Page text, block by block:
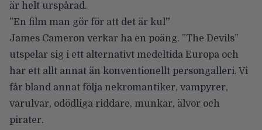
är helt urspårad.
”En film man gör för att det är kul”
James Cameron verkar ha en poäng. ”The Devils”
utspelar sig i ett alternativt medeltida Europa och
har ett allt annat än konventionellt persongalleri. Vi
får bland annat följa nekromantiker, vampyrer,
varulvar, odödliga riddare, munkar, älvor och
pirater.